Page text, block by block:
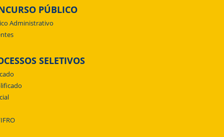
PÚBLICO
Administrativo
SELETIVOS